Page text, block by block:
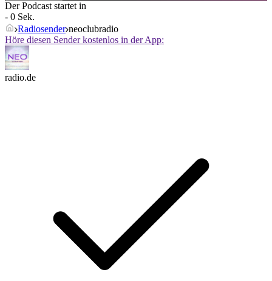
Der Podcast startet in
- 0 Sek.
Radiosender neoclubradio
Höre diesen Sender kostenlos in der App:
radio.de